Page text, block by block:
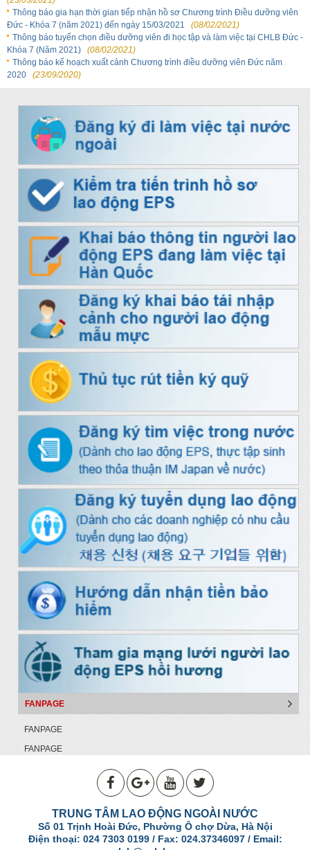
Thông báo gia hạn thời gian tiếp nhận hồ sơ Chương trình Điều dưỡng viên
Đức - Khóa 7 (năm 2021) đến ngày 15/03/2021
(08/02/2021)
Thông báo tuyển chọn điều dưỡng viên đi học tập và làm việc tại CHLB Đức -
Khóa 7 (Năm 2021)
(08/02/2021)
Thông báo kế hoạch xuất cảnh Chương trình điều dưỡng viên Đức năm
2020
(23/09/2020)
FANPAGE
FANPAGE
FANPAGE
TRUNG TÂM LAO ĐỘNG NGOÀI NƯỚC
Số 01 Trịnh Hoài Đức, Phường Ô chợ Dừa, Hà Nội
Điện thoại: 024 7303 0199 / Fax: 024.37346097 / Email: